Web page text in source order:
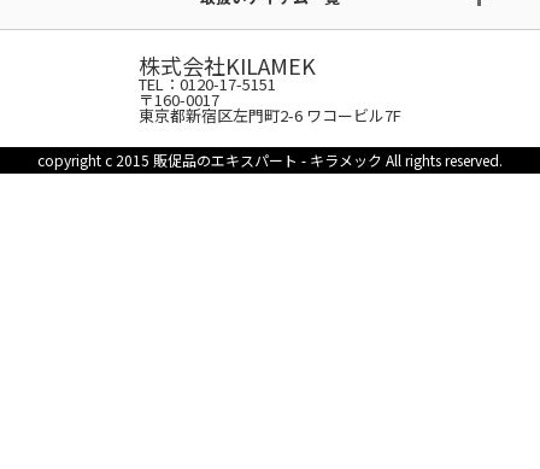
株式会社KILAMEK
TEL：0120-17-5151
〒160-0017
東京都新宿区左門町2-6 ワコービル7F
copyright c 2015 販促品のエキスパート - キラメック All rights reserved.